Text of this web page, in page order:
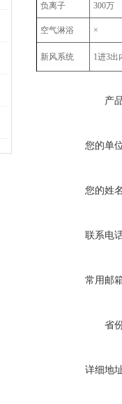
负离子 300万
空气淋浴 ×
新风系统 1进3出
产
您的单
您的姓
联系电
常用邮
省
详细地